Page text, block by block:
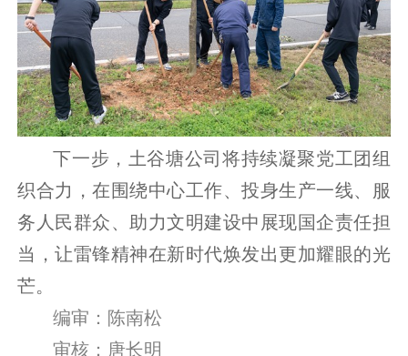
下一步，土谷塘公司将持续凝聚党工团组
织合力，在围绕中心工作、投身生产一线、服
务人民群众、助力文明建设中展现国企责任担
当，让雷锋精神在新时代焕发出更加耀眼的光
芒。
编审：陈南松
审核：唐长明